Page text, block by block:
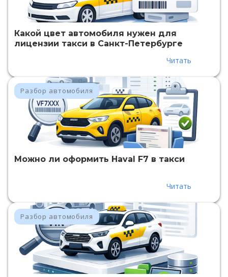
Какой цвет автомобиля нужен для
лицензии такси в Санкт-Петербурге
Читать
Разбор автомобиля
Можно ли оформить Haval F7 в такси
Читать
Разбор автомобиля